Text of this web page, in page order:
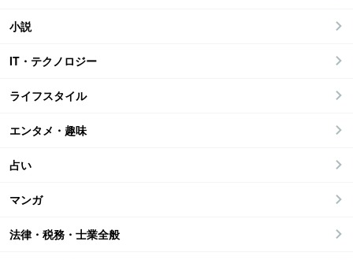
小説
IT・テクノロジー
ライフスタイル
エンタメ・趣味
占い
マンガ
法律・税務・士業全般